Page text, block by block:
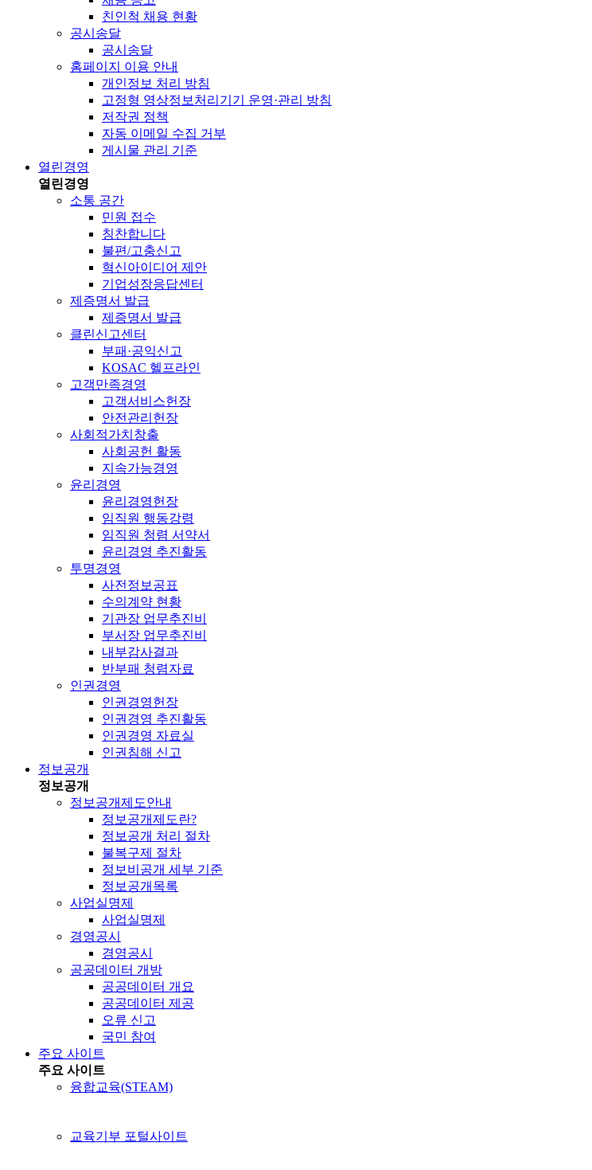
친인척 채용 현황
공시송달
공시송달
홈페이지 이용 안내
개인정보 처리 방침
고정형 영상정보처리기기 운영·관리 방침
저작권 정책
자동 이메일 수집 거부
게시물 관리 기준
열린경영
열린경영
소통 공간
민원 접수
칭찬합니다
불편/고충신고
혁신아이디어 제안
기업성장응답센터
제증명서 발급
제증명서 발급
클린신고센터
부패·공익신고
KOSAC 헬프라인
고객만족경영
고객서비스헌장
안전관리헌장
사회적가치창출
사회공헌 활동
지속가능경영
윤리경영
윤리경영헌장
임직원 행동강령
임직원 청렴 서약서
윤리경영 추진활동
투명경영
사전정보공표
수의계약 현황
기관장 업무추진비
부서장 업무추진비
내부감사결과
반부패 청렴자료
인권경영
인권경영헌장
인권경영 추진활동
인권경영 자료실
인권침해 신고
정보공개
정보공개
정보공개제도안내
정보공개제도란?
정보공개 처리 절차
불복구제 절차
정보비공개 세부 기준
정보공개목록
사업실명제
사업실명제
경영공시
경영공시
공공데이터 개방
공공데이터 개요
공공데이터 제공
오류 신고
국민 참여
주요 사이트
주요 사이트
융합교육(STEAM)
교육기부 포털사이트